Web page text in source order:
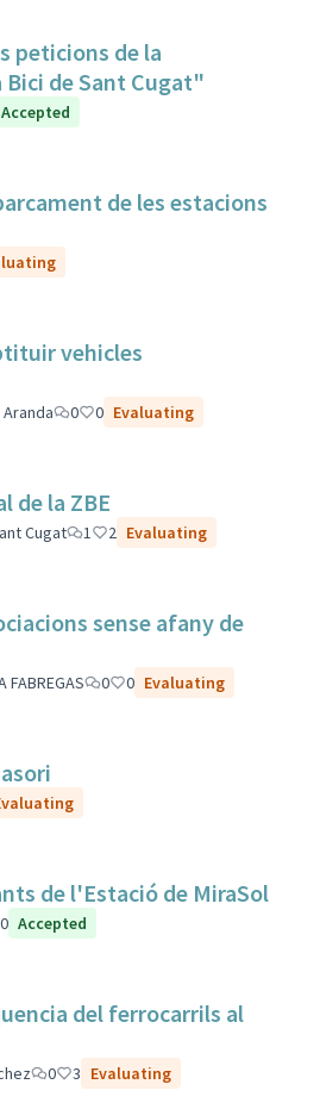
peticions de la
Bici de Sant Cugat"
Accepted
de les estacions
vehicles
0 0 Evaluating
de la ZBE
Cugat 1 2 Evaluating
FABREGAS 0 0 Evaluating
de l'Estació de MiraSol
0 Accepted
del ferrocarrils al
0 3 Evaluating